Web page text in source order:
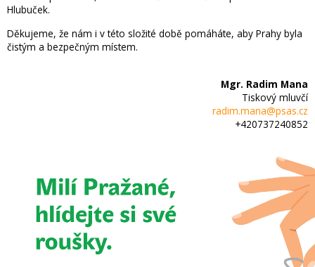
Hlubuček.
Děkujeme, že nám i v této složité době pomáháte, aby Prahy byla
čistým a bezpečným místem.
Mgr. Radim Mana
Tiskový mluvčí
radim.mana@psas.cz
+420737240852